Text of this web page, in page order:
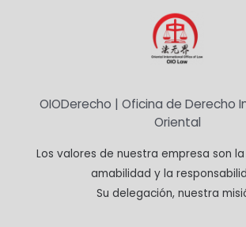
OIODerecho | Oficina de Derecho
Oriental
Los valores de nuestra empresa son
amabilidad y la
Su delegación, nuestra